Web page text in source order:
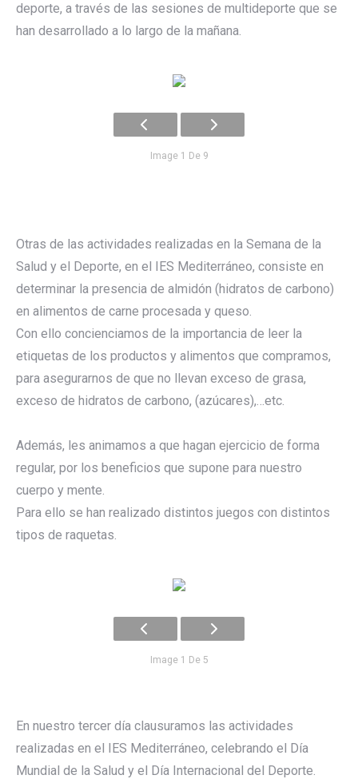
deporte, a través de las sesiones de multideporte que se
han desarrollado a lo largo de la mañana.
Image 1 De 9
Otras de las actividades realizadas en la Semana de la
Salud y el Deporte, en el IES Mediterráneo, consiste en
determinar la presencia de almidón (hidratos de carbono)
en alimentos de carne procesada y queso.
Con ello concienciamos de la importancia de leer la
etiquetas de los productos y alimentos que compramos,
para asegurarnos de que no llevan exceso de grasa,
exceso de hidratos de carbono, (azúcares),…etc.
Además, les animamos a que hagan ejercicio de forma
regular, por los beneficios que supone para nuestro
cuerpo y mente.
Para ello se han realizado distintos juegos con distintos
tipos de raquetas.
Image 1 De 5
En nuestro tercer día clausuramos las actividades
realizadas en el IES Mediterráneo, celebrando el Día
Mundial de la Salud y el Día Internacional del Deporte.